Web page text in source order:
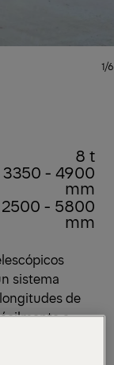
1/6
8 t
3350 - 4900
mm
2500 - 5800
mm
sistema
de
a
de transporte
y flexibles